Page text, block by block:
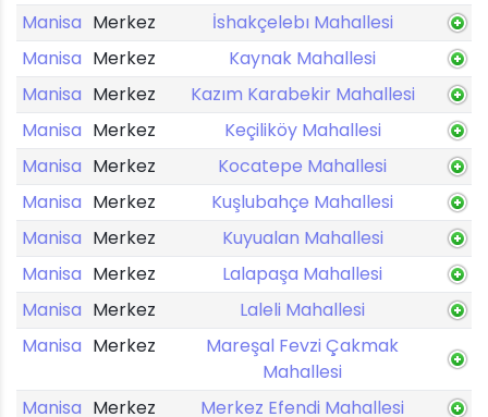
Manisa Merkez
İshakçelebı Mahallesi
Manisa Merkez
Kaynak Mahallesi
Manisa Merkez
Kazım Karabekir Mahallesi
Manisa Merkez
Keçiliköy Mahallesi
Manisa Merkez
Kocatepe Mahallesi
Manisa Merkez
Kuşlubahçe Mahallesi
Manisa Merkez
Kuyualan Mahallesi
Manisa Merkez
Lalapaşa Mahallesi
Manisa Merkez
Laleli Mahallesi
Manisa Merkez
Mareşal Fevzi Çakmak
Mahallesi
Manisa Merkez
Merkez Efendi Mahallesi